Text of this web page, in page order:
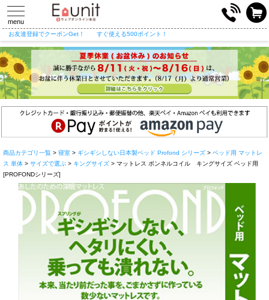
toggle
navigation
menu
お友達登録でクーポンGet！ すぐ使える500ポイント！
商品カテゴリ一覧 > 寝室 > ギシギシしない日本製ベッド Profond シリーズ > ベッド用 マットレ
ス 単体 > サイズで選ぶ > キングサイズ > マットレス ボンネルコイル キングサイズ ベッド用
[PROFONDシリーズ]